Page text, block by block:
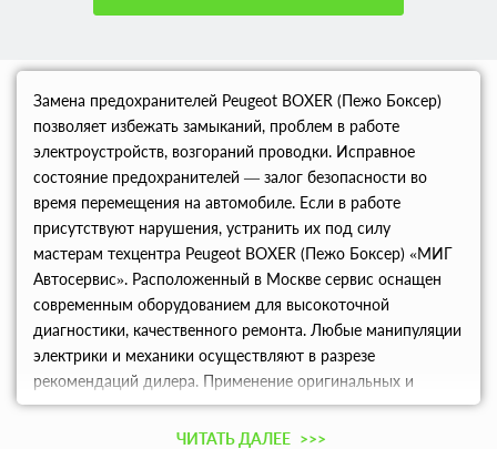
Замена предохранителей Peugeot BOXER (Пежо Боксер)
позволяет избежать замыканий, проблем в работе
электроустройств, возгораний проводки. Исправное
состояние предохранителей — залог безопасности во
время перемещения на автомобиле. Если в работе
присутствуют нарушения, устранить их под силу
мастерам техцентра Peugeot BOXER (Пежо Боксер) «МИГ
Автосервис». Расположенный в Москве сервис оснащен
современным оборудованием для высокоточной
диагностики, качественного ремонта. Любые манипуляции
электрики и механики осуществляют в разрезе
рекомендаций дилера. Применение оригинальных и
аналоговых запчастей обеспечивает качественный ремонт.
Проконсультироваться по ценам, записаться на СТО
ЧИТАТЬ ДАЛЕЕ >>>